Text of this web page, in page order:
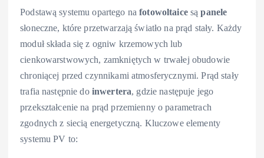
Podstawą systemu opartego nafotowoltaicesąpanele
słoneczne, które przetwarzają światło na prąd stały. Każdy
moduł składa się z ogniw krzemowych lub
cienkowarstwowych, zamkniętych w trwałej obudowie
chroniącej przed czynnikami atmosferycznymi. Prąd stały
trafia następnie do inwertera, gdzie następuje jego
przekształcenie na prąd przemienny o parametrach
zgodnych z siecią energetyczną. Kluczowe elementy
systemu PV to: